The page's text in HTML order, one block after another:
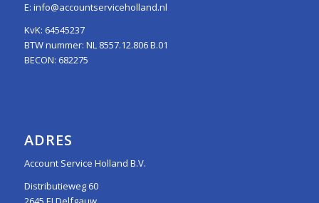
E: info@accountserviceholland.nl
KvK: 64545237
BTW nummer: NL 8557.12.806 B.01
BECON: 682275
ADRES
Account Service Holland B.V.
Distributieweg 60